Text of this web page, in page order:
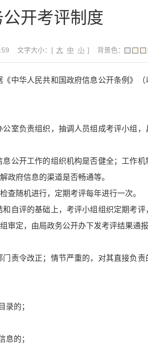
开考评制度
文字大小：[ 大 中 小 ] 背景色：
中华人民共和国政府信息公开条例》
室负责组织，抽调人员组成考评小组
公开工作的组织机构是否健全；工作
政府信息的渠道是否畅通等。
查随机进行，定期考评每年进行一次。
自评的基础上，考评小组组织定期考评
审定，由局政务公开办下发考评结果通报
责令改正；情节严重的，对其直接负
录的；
息的；